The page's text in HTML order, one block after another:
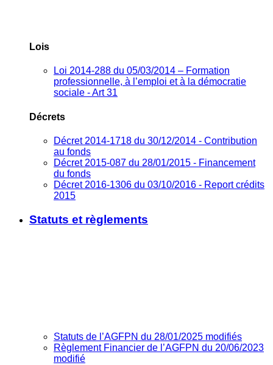
Lois
Loi 2014-288 du 05/03/2014 – Formation
professionnelle, à l’emploi et à la démocratie
sociale - Art 31
Décrets
Décret 2014-1718 du 30/12/2014 - Contribution
au fonds
Décret 2015-087 du 28/01/2015 - Financement
du fonds
Décret 2016-1306 du 03/10/2016 - Report crédits
2015
Statuts et règlements
Statuts de l’AGFPN du 28/01/2025 modifiés
Règlement Financier de l’AGFPN du 20/06/2023
modifié